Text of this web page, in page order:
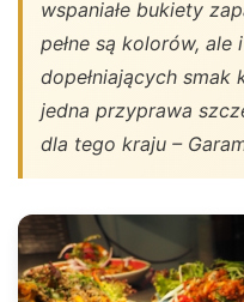
wspaniałe bukiety
pełne są kolorów,
dopełniających
jedna przyprawa
dla tego kraju –